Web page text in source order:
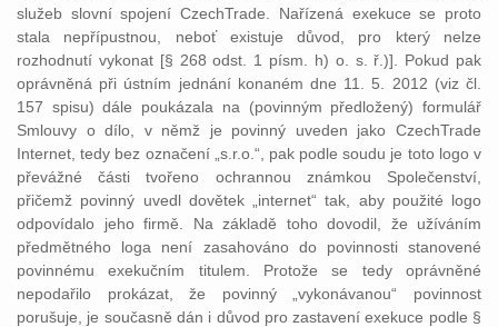
služeb slovní spojení CzechTrade. Nařízená exekuce se proto
stala nepřípustnou, neboť existuje důvod, pro který nelze
rozhodnutí vykonat [§ 268 odst. 1 písm. h) o. s. ř.)]. Pokud pak
oprávněná při ústním jednání konaném dne 11. 5. 2012 (viz čl.
157 spisu) dále poukázala na (povinným předložený) formulář
Smlouvy o dílo, v němž je povinný uveden jako CzechTrade
Internet, tedy bez označení „s.r.o.“, pak podle soudu je toto logo v
převážné části tvořeno ochrannou známkou Společenství,
přičemž povinný uvedl dovětek „internet“ tak, aby použité logo
odpovídalo jeho firmě. Na základě toho dovodil, že užíváním
předmětného loga není zasahováno do povinnosti stanovené
povinnému exekučním titulem. Protože se tedy oprávněné
nepodařilo prokázat, že povinný „vykonávanou“ povinnost
porušuje, je současně dán i důvod pro zastavení exekuce podle §